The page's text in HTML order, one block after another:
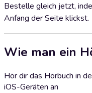
Bestelle gleich jetzt,
Anfang der Seite klickst.
Wie man ein
Hör dir das Hörbuch in
iOS-Geräten an